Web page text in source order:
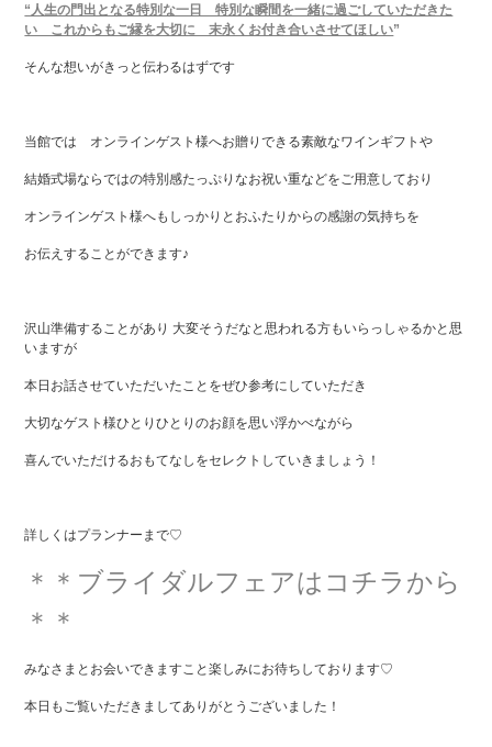
“人生の門出となる特別な一日 特別な瞬間を一緒に過ごしていただきた
い これからもご縁を大切に 末永くお付き合いさせてほしい”
そんな想いがきっと伝わるはずです
当館では オンラインゲスト様へお贈りできる素敵なワインギフトや
結婚式場ならではの特別感たっぷりなお祝い重などをご用意しており
オンラインゲスト様へもしっかりとおふたりからの感謝の気持ちを
お伝えすることができます♪
沢山準備することがあり 大変そうだなと思われる方もいらっしゃるかと思
いますが
本日お話させていただいたことをぜひ参考にしていただき
大切なゲスト様ひとりひとりのお顔を思い浮かべながら
喜んでいただけるおもてなしをセレクトしていきましょう！
詳しくはプランナーまで♡
＊＊ブライダルフェアはコチラから
＊＊
みなさまとお会いできますこと楽しみにお待ちしております♡
本日もご覧いただきましてありがとうございました！